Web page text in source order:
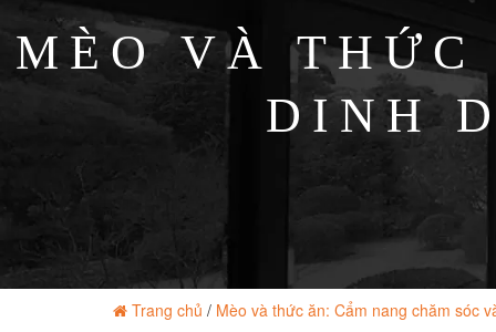
MÈO VÀ THỨC
DINH
Trang chủ / Mèo và thức ăn: Cẩm nang chăm sóc